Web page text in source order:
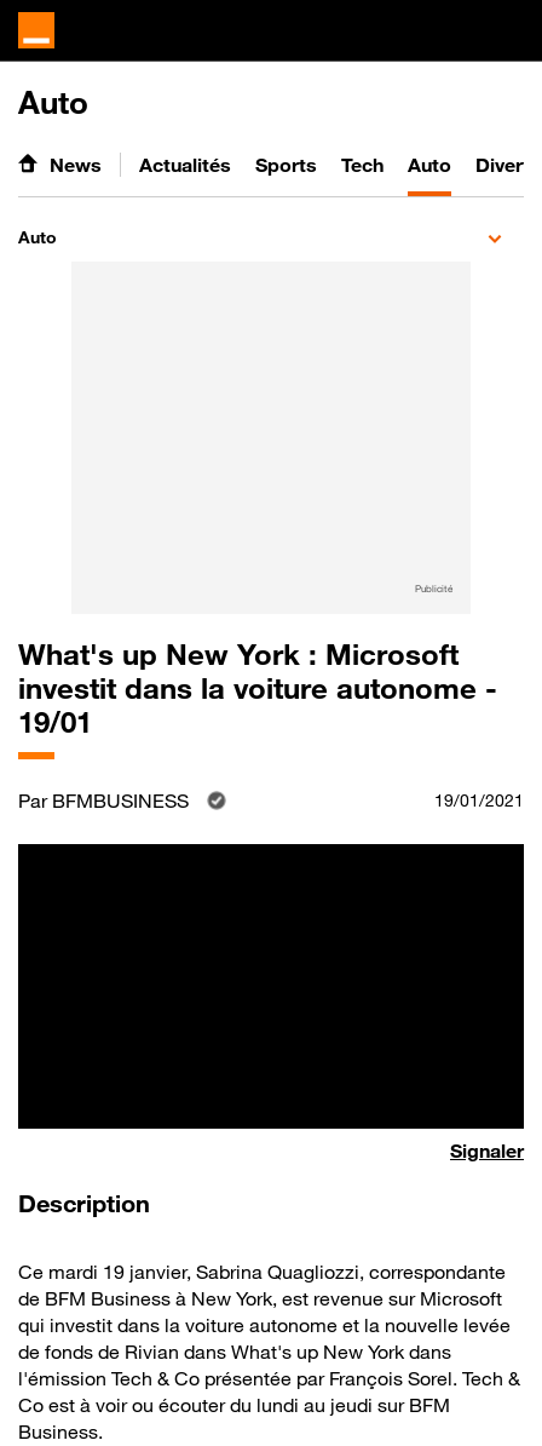
Auto
News Actualités Sports Tech Auto
Auto
Publicité
What's up New York : Microsoft
investit dans la voiture autonome -
19/01
Par BFMBUSINESS 19/01/2021
Signaler
Description
Ce mardi 19 janvier, Sabrina Quagliozzi, correspondante
de BFM Business à New York, est revenue sur Microsoft
qui investit dans la voiture autonome et la nouvelle levée
de fonds de Rivian dans What's up New York dans
l'émission Tech & Co présentée par François Sorel. Tech &
Co est à voir ou écouter du lundi au jeudi sur BFM
Business.